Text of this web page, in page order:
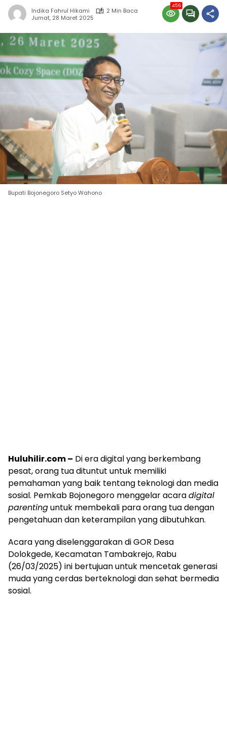
Indika Fahrul Hikami
2 Min Baca
Jumat, 28 Maret 2025
456
Bupati Bojonegoro Setyo Wahono
Huluhilir.com – Di era digital yang berkembang
pesat, orang tua dituntut untuk memiliki
pemahaman yang baik tentang teknologi dan media
sosial. Pemkab Bojonegoro menggelar acaradigital
parentinguntuk membekali para orang tua dengan
pengetahuan dan keterampilan yang dibutuhkan.
Acara yang diselenggarakan di GOR Desa
Dolokgede, Kecamatan Tambakrejo, Rabu
(26/03/2025) ini bertujuan untuk mencetak generasi
muda yang cerdas berteknologi dan sehat bermedia
sosial.